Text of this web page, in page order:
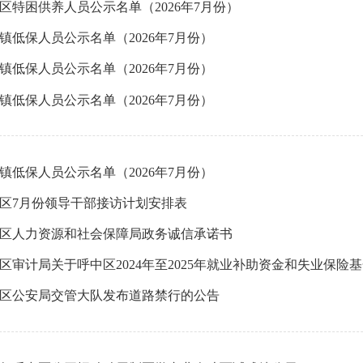
特困供养人员公示名单（2026年7月份）
低保人员公示名单（2026年7月份）
低保人员公示名单（2026年7月份）
低保人员公示名单（2026年7月份）
低保人员公示名单（2026年7月份）
7月份领导干部接访计划安排表
人力资源和社会保障局政务诚信承诺书
审计局关于呼中区2024年至2025年就业补助资金和失业保险
公安局交管大队发布道路禁行的公告